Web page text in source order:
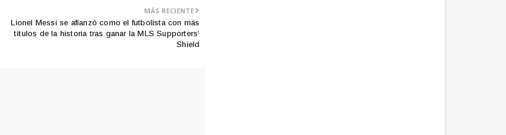
MÁS RECIENTE
Lionel Messi se afianzó como el futbolista con más
títulos de la historia tras ganar la MLS Supporters’
Shield